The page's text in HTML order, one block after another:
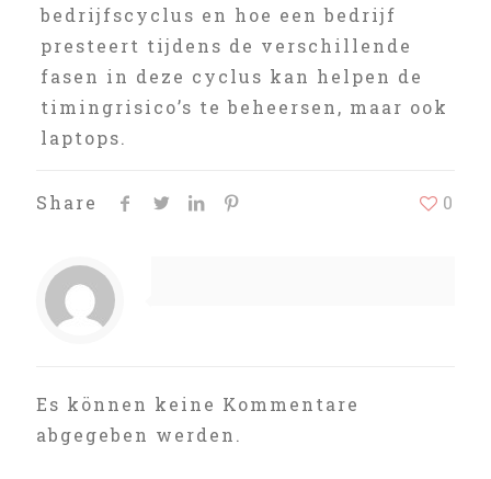
bedrijfscyclus en hoe een bedrijf
presteert tijdens de verschillende
fasen in deze cyclus kan helpen de
timingrisico’s te beheersen, maar ook
laptops.
Share 0
Es können keine Kommentare
abgegeben werden.